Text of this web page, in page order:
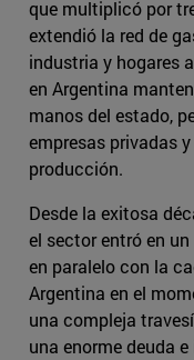
que multiplicó por
extendió la red de
industria y hogares
en Argentina
manos del estado,
empresas privadas
producción.
Desde la exitosa
el sector entró en
en paralelo con la
Argentina en el
una compleja
una enorme deuda